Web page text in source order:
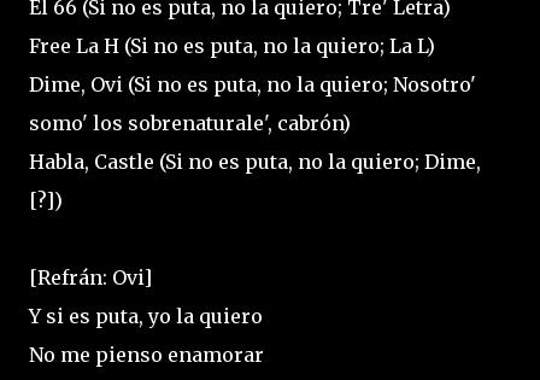
El 66 (Si no es puta, no la quiero; Tre' Letra)
Free La H (Si no es puta, no la quiero; La L)
Dime, Ovi (Si no es puta, no la quiero; Nosotro'
somo' los sobrenaturale', cabrón)
Habla, Castle (Si no es puta, no la quiero; Dime,
[?])
[Refrán: Ovi]
Y si es puta, yo la quiero
No me pienso enamorar